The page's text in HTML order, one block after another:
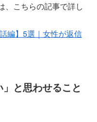
、こちらの記事で詳し
編】5選｜女性が返信
と思わせること